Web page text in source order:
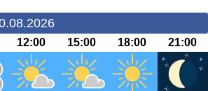
12:00 15:00 18:00 21:00